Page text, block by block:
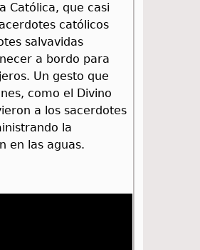
Católica, que casi
católicos
salvavidas
a bordo para
Un gesto que
como el Divino
a los sacerdotes
la
en las aguas.